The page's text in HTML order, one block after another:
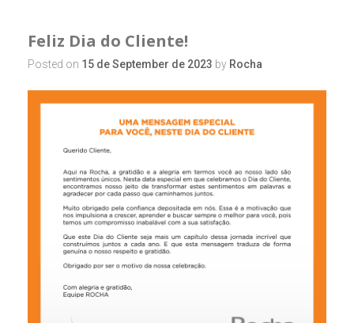
Feliz Dia do Cliente!
Posted on 15 de September de 2023 by Rocha